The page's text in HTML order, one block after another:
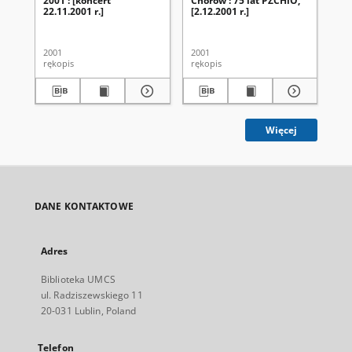
22.11.2001 r.]
2001
rękopis
[2.12.2001 r.]
2001
rękopis
Więcej
DANE KONTAKTOWE
Adres
Biblioteka UMCS
ul. Radziszewskiego 11
20-031 Lublin, Poland
Telefon